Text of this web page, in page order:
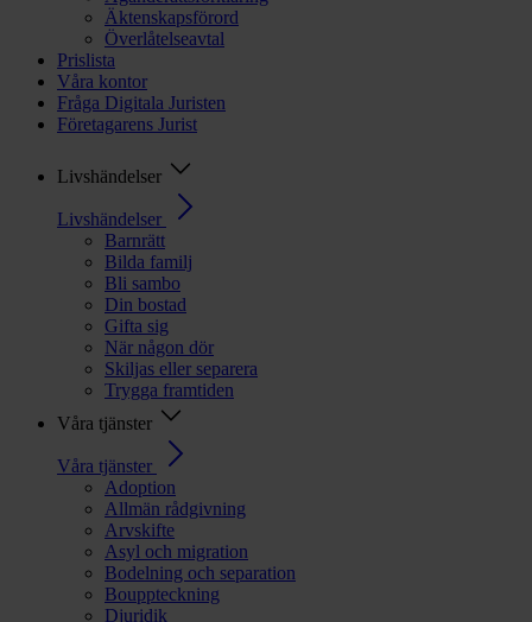
Äktenskapsförord
Överlåtelseavtal
Prislista
Våra kontor
Fråga Digitala Juristen
Företagarens Jurist
Livshändelser
Livshändelser
Barnrätt
Bilda familj
Bli sambo
Din bostad
Gifta sig
När någon dör
Skiljas eller separera
Trygga framtiden
Våra tjänster
Våra tjänster
Adoption
Allmän rådgivning
Arvskifte
Asyl och migration
Bodelning och separation
Bouppteckning
Djuridik